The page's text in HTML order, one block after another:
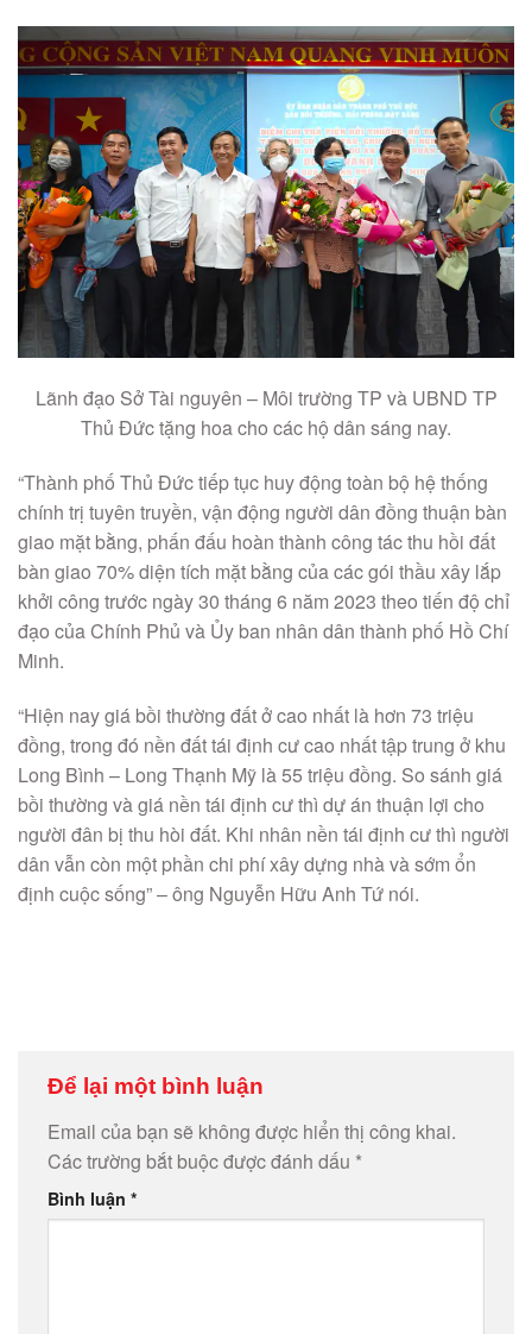
Lãnh đạo Sở Tài nguyên – Môi trường TP và UBND TP
Thủ Đức tặng hoa cho các hộ dân sáng nay.
“Thành phố Thủ Đức tiếp tục huy động toàn bộ hệ thống
chính trị tuyên truyền, vận động người dân đồng thuận bàn
giao mặt bằng, phấn đấu hoàn thành công tác thu hồi đất
bàn giao 70% diện tích mặt bằng của các gói thầu xây lắp
khởi công trước ngày 30 tháng 6 năm 2023 theo tiến độ chỉ
đạo của Chính Phủ và Ủy ban nhân dân thành phố Hồ Chí
Minh.
“Hiện nay giá bồi thường đất ở cao nhất là hơn 73 triệu
đồng, trong đó nền đất tái định cư cao nhất tập trung ở khu
Long Bình – Long Thạnh Mỹ là 55 triệu đồng. So sánh giá
bồi thường và giá nền tái định cư thì dự án thuận lợi cho
người đân bị thu hòi đất. Khi nhân nền tái định cư thì người
dân vẫn còn một phần chi phí xây dựng nhà và sớm ổn
định cuộc sống” – ông Nguyễn Hữu Anh Tứ nói.
Để lại một bình luận
Email của bạn sẽ không được hiển thị công khai.
Các trường bắt buộc được đánh dấu *
Bình luận *